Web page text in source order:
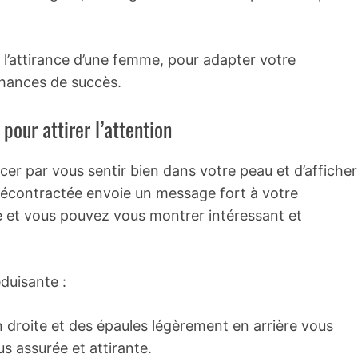
d’une femme, pour adapter votre
de succès.
attirer l’attention
par vous sentir bien dans votre peau et d’afficher
envoie un message fort à votre
et vous pouvez vous montrer intéressant et
:
et des épaules légèrement en arrière vous
assurée et attirante.